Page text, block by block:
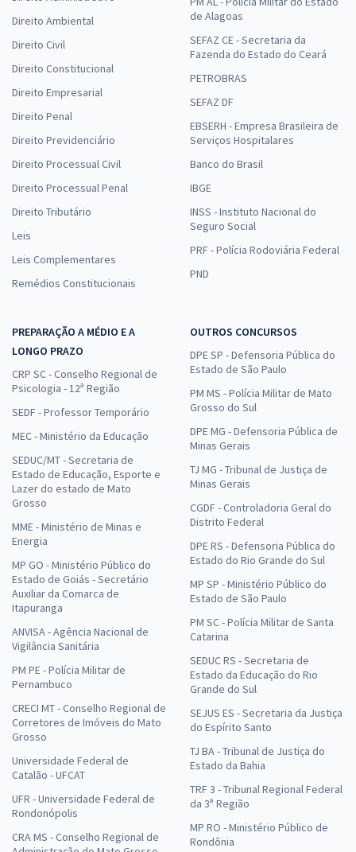
Direito Ambiental
Direito Civil
Direito Constitucional
Direito Empresarial
Direito Penal
Direito Previdenciário
Direito Processual Civil
Direito Processual Penal
Direito Tributário
Leis
Leis Complementares
Remédios Constitucionais
de Alagoas
SEFAZ CE - Secretaria da
Fazenda do Estado do Ceará
PETROBRAS
SEFAZ DF
EBSERH - Empresa Brasileira de
Serviços Hospitalares
Banco do Brasil
IBGE
INSS - Instituto Nacional do
Seguro Social
PRF - Polícia Rodoviária Federal
PND
PREPARAÇÃO A MÉDIO E A
LONGO PRAZO
CRP SC - Conselho Regional de
Psicologia - 12ª Região
SEDF - Professor Temporário
MEC - Ministério da Educação
SEDUC/MT - Secretaria de
Estado de Educação, Esporte e
Lazer do estado de Mato
Grosso
MME - Ministério de Minas e
Energia
MP GO - Ministério Público do
Estado de Goiás - Secretário
Auxiliar da Comarca de
Itapuranga
ANVISA - Agência Nacional de
Vigilância Sanitária
PM PE - Polícia Militar de
Pernambuco
CRECI MT - Conselho Regional de
Corretores de Imóveis do Mato
Grosso
Universidade Federal de
Catalão - UFCAT
UFR - Universidade Federal de
Rondonópolis
CRA MS - Conselho Regional de
OUTROS CONCURSOS
DPE SP - Defensoria Pública do
Estado de São Paulo
PM MS - Polícia Militar de Mato
Grosso do Sul
DPE MG - Defensoria Pública de
Minas Gerais
TJ MG - Tribunal de Justiça de
Minas Gerais
CGDF - Controladoria Geral do
Distrito Federal
DPE RS - Defensoria Pública do
Estado do Rio Grande do Sul
MP SP - Ministério Público do
Estado de São Paulo
PM SC - Polícia Militar de Santa
Catarina
SEDUC RS - Secretaria de
Estado da Educação do Rio
Grande do Sul
SEJUS ES - Secretaria da Justiça
do Espírito Santo
TJ BA - Tribunal de Justiça do
Estado da Bahia
TRF 3 - Tribunal Regional Federal
da 3ª Região
MP RO - Ministério Público de
Rondônia